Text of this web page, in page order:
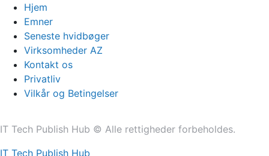
Hjem
Emner
Seneste hvidbøger
Virksomheder AZ
Kontakt os
Privatliv
Vilkår og Betingelser
IT Tech Publish Hub © Alle rettigheder forbeholdes.
IT Tech Publish Hub